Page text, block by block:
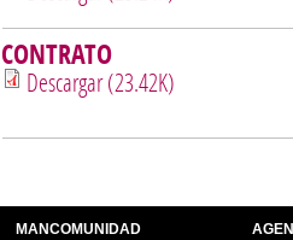
CONTRATO
Descargar (23.42K)
MANCOMUNIDAD